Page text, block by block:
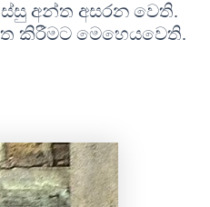
අන්ත අසරන වෙති.
කිරීමට මෙහෙයවෙති.